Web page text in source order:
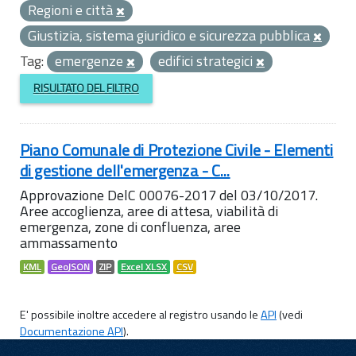
Regioni e città
Giustizia, sistema giuridico e sicurezza pubblica
Tag: emergenze edifici strategici
RISULTATO DEL FILTRO
Piano Comunale di Protezione Civile - Elementi
di gestione dell'emergenza - C...
Approvazione DelC 00076-2017 del 03/10/2017.
Aree accoglienza, aree di attesa, viabilità di
emergenza, zone di confluenza, aree
ammassamento
KML GeoJSON ZIP Excel XLSX CSV
E' possibile inoltre accedere al registro usando leAPI(vedi
Documentazione API).